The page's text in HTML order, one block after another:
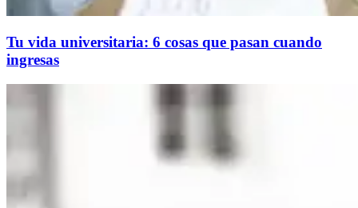
Tu vida universitaria: 6 cosas que pasan cuando
ingresas